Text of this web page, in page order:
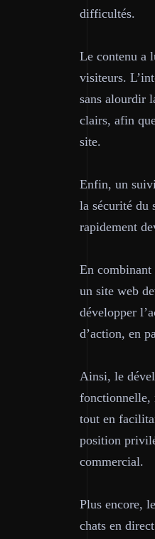
difficultés.
Le contenu a
visiteurs.
sans alourdir
clairs, afin
site.
Enfin, un
la sécurité du
rapidement
En combinant
un site web
développer
d’action, en
Ainsi, le
fonctionnelle,
tout en
position
commercial.
Plus encore,
chats en